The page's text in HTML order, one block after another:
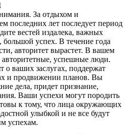
За отдыхом и
последних лет последует период
вестей издалека, важных
успех. В течение года
авторитет вырастет. В вашем
авторитетные, успешные люди.
о ваших заслугах, поддержат
и продвижении планов. Вы
дела, придет признание,
Ваши успехи могут породить
к тому, что лица окружающих
улыбкой и не все будут
успехам.